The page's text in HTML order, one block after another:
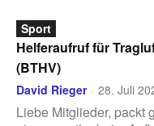
Sport
Helferaufruf für
(BTHV)
David Rieger - 28. Juli
Liebe Mitglieder, packt